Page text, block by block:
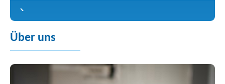
Über uns